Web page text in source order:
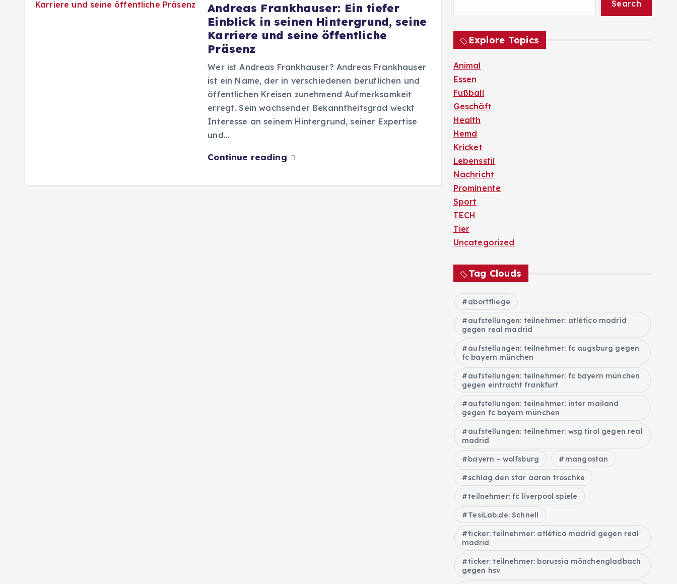
Andreas Frankhauser: Ein tiefer
Einblick in seinen Hintergrund, seine
Karriere und seine öffentliche
Präsenz
Wer ist Andreas Frankhauser? Andreas Frankhauser
ist ein Name, der in verschiedenen beruflichen und
öffentlichen Kreisen zunehmend Aufmerksamkeit
erregt. Sein wachsender Bekanntheitsgrad weckt
Interesse an seinem Hintergrund, seiner Expertise
und…
Continue reading
Search
Explore Topics
Animal
Essen
Fußball
Geschäft
Health
Hemd
Kricket
Lebensstil
Nachricht
Prominente
Sport
TECH
Tier
Uncategorized
Tag Clouds
abortfliege
aufstellungen: teilnehmer: atlético madrid
gegen real madrid
aufstellungen: teilnehmer: fc augsburg gegen
fc bayern münchen
aufstellungen: teilnehmer: fc bayern münchen
gegen eintracht frankfurt
aufstellungen: teilnehmer: inter mailand
gegen fc bayern münchen
aufstellungen: teilnehmer: wsg tirol gegen real
madrid
bayern – wolfsburg mangostan
schlag den star aaron troschke
teilnehmer: fc liverpool spiele
TesiLab.de: Schnell
ticker: teilnehmer: atlético madrid gegen real
madrid
ticker: teilnehmer: borussia mönchengladbach
gegen hsv